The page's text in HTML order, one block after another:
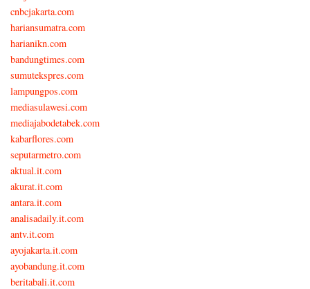
cnbcjakarta.com
hariansumatra.com
harianikn.com
bandungtimes.com
sumutekspres.com
lampungpos.com
mediasulawesi.com
mediajabodetabek.com
kabarflores.com
seputarmetro.com
aktual.it.com
akurat.it.com
antara.it.com
analisadaily.it.com
antv.it.com
ayojakarta.it.com
ayobandung.it.com
beritabali.it.com